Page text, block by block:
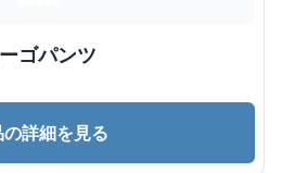
ゴパンツ
詳細を見る